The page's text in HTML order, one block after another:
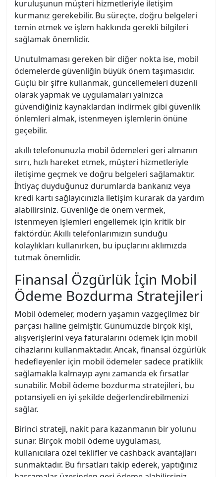
kuruluşunun müşteri hizmetleriyle iletişim
kurmanız gerekebilir. Bu süreçte, doğru belgeleri
temin etmek ve işlem hakkında gerekli bilgileri
sağlamak önemlidir.
Unutulmaması gereken bir diğer nokta ise, mobil
ödemelerde güvenliğin büyük önem taşımasıdır.
Güçlü bir şifre kullanmak, güncellemeleri düzenli
olarak yapmak ve uygulamaları yalnızca
güvendiğiniz kaynaklardan indirmek gibi güvenlik
önlemleri almak, istenmeyen işlemlerin önüne
geçebilir.
akıllı telefonunuzla mobil ödemeleri geri almanın
sırrı, hızlı hareket etmek, müşteri hizmetleriyle
iletişime geçmek ve doğru belgeleri sağlamaktır.
İhtiyaç duyduğunuz durumlarda bankanız veya
kredi kartı sağlayıcınızla iletişim kurarak da yardım
alabilirsiniz. Güvenliğe de önem vermek,
istenmeyen işlemleri engellemek için kritik bir
faktördür. Akıllı telefonlarımızın sunduğu
kolaylıkları kullanırken, bu ipuçlarını aklımızda
tutmak önemlidir.
Finansal Özgürlük İçin Mobil
Ödeme Bozdurma Stratejileri
Mobil ödemeler, modern yaşamın vazgeçilmez bir
parçası haline gelmiştir. Günümüzde birçok kişi,
alışverişlerini veya faturalarını ödemek için mobil
cihazlarını kullanmaktadır. Ancak, finansal özgürlük
hedefleyenler için mobil ödemeler sadece pratiklik
sağlamakla kalmayıp aynı zamanda ek fırsatlar
sunabilir. Mobil ödeme bozdurma stratejileri, bu
potansiyeli en iyi şekilde değerlendirebilmenizi
sağlar.
Birinci strateji, nakit para kazanmanın bir yolunu
sunar. Birçok mobil ödeme uygulaması,
kullanıcılara özel teklifler ve cashback avantajları
sunmaktadır. Bu fırsatları takip ederek, yaptığınız